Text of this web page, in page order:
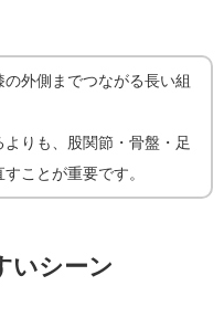
外側までつながる長い組
りも、股関節・骨盤・足
ことが重要です。
いシーン